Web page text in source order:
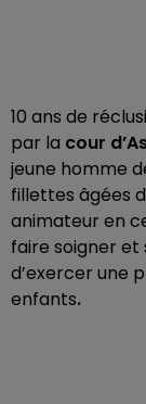
10 ans de
par la cour
jeune homme
fillettes âgées
animateur en
faire soigner
d’exercer une
enfants.